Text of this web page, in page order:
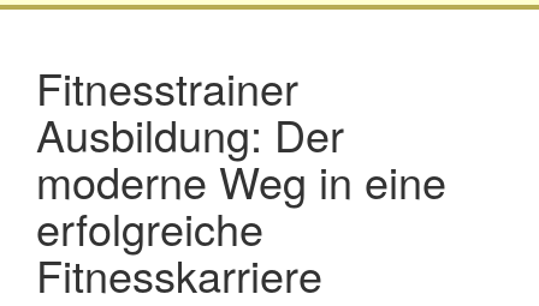
Fitnesstrainer
Ausbildung: Der
moderne Weg in eine
erfolgreiche
Fitnesskarriere